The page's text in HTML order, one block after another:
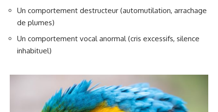
Un comportement destructeur (automutilation, arrachage
de plumes)
Un comportement vocal anormal (cris excessifs, silence
inhabituel)